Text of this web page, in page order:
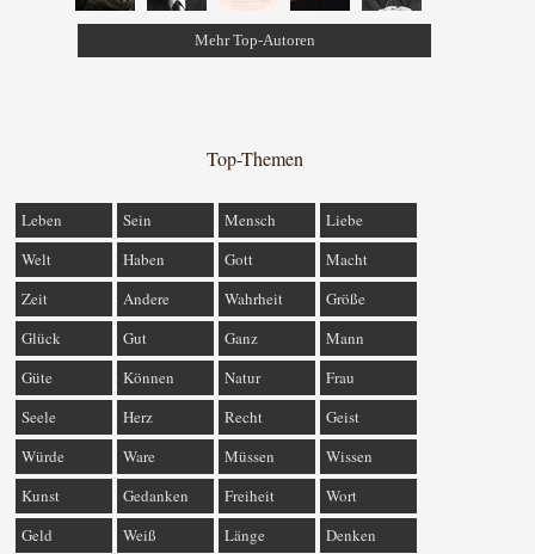
Mehr Top-Autoren
Top-Themen
Leben Sein Mensch
Liebe
Welt
Haben Gott
Macht
Zeit
Andere Wahrheit
Größe
Glück
Gut Ganz
Mann
Güte
Können Natur
Frau
Seele
Herz Recht
Geist
Würde
Ware Müssen
Wissen
Kunst
Gedanken Freiheit
Wort
Geld
Weiß Länge Denken